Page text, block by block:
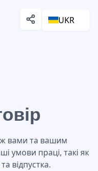
UKR
вами та вашим
умови праці, такі як
відпустка.